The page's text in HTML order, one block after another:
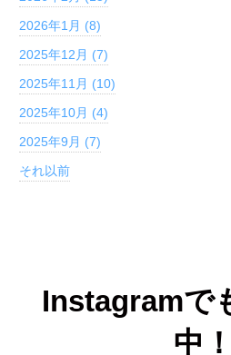
2026年1月 (8)
2025年12月 (7)
2025年11月 (10)
2025年10月 (4)
2025年9月 (7)
それ以前
Instagramで
中！